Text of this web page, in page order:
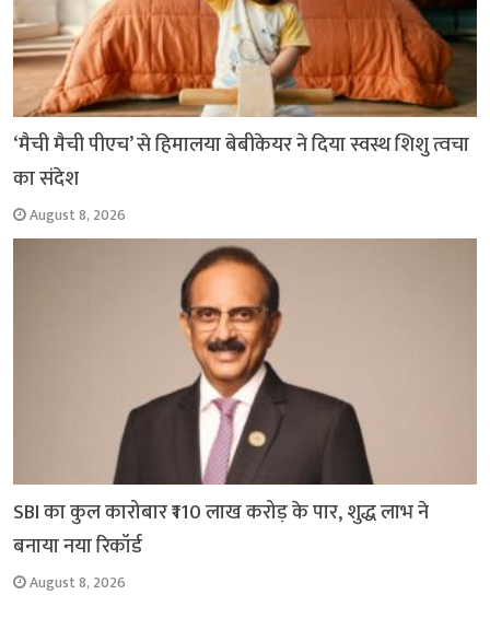
‘मैची मैची पीएच’ से हिमालया बेबीकेयर ने दिया स्वस्थ शिशु त्वचा
का संदेश
August 8, 2026
SBI का कुल कारोबार ₹110 लाख करोड़ के पार, शुद्ध लाभ ने
बनाया नया रिकॉर्ड
August 8, 2026